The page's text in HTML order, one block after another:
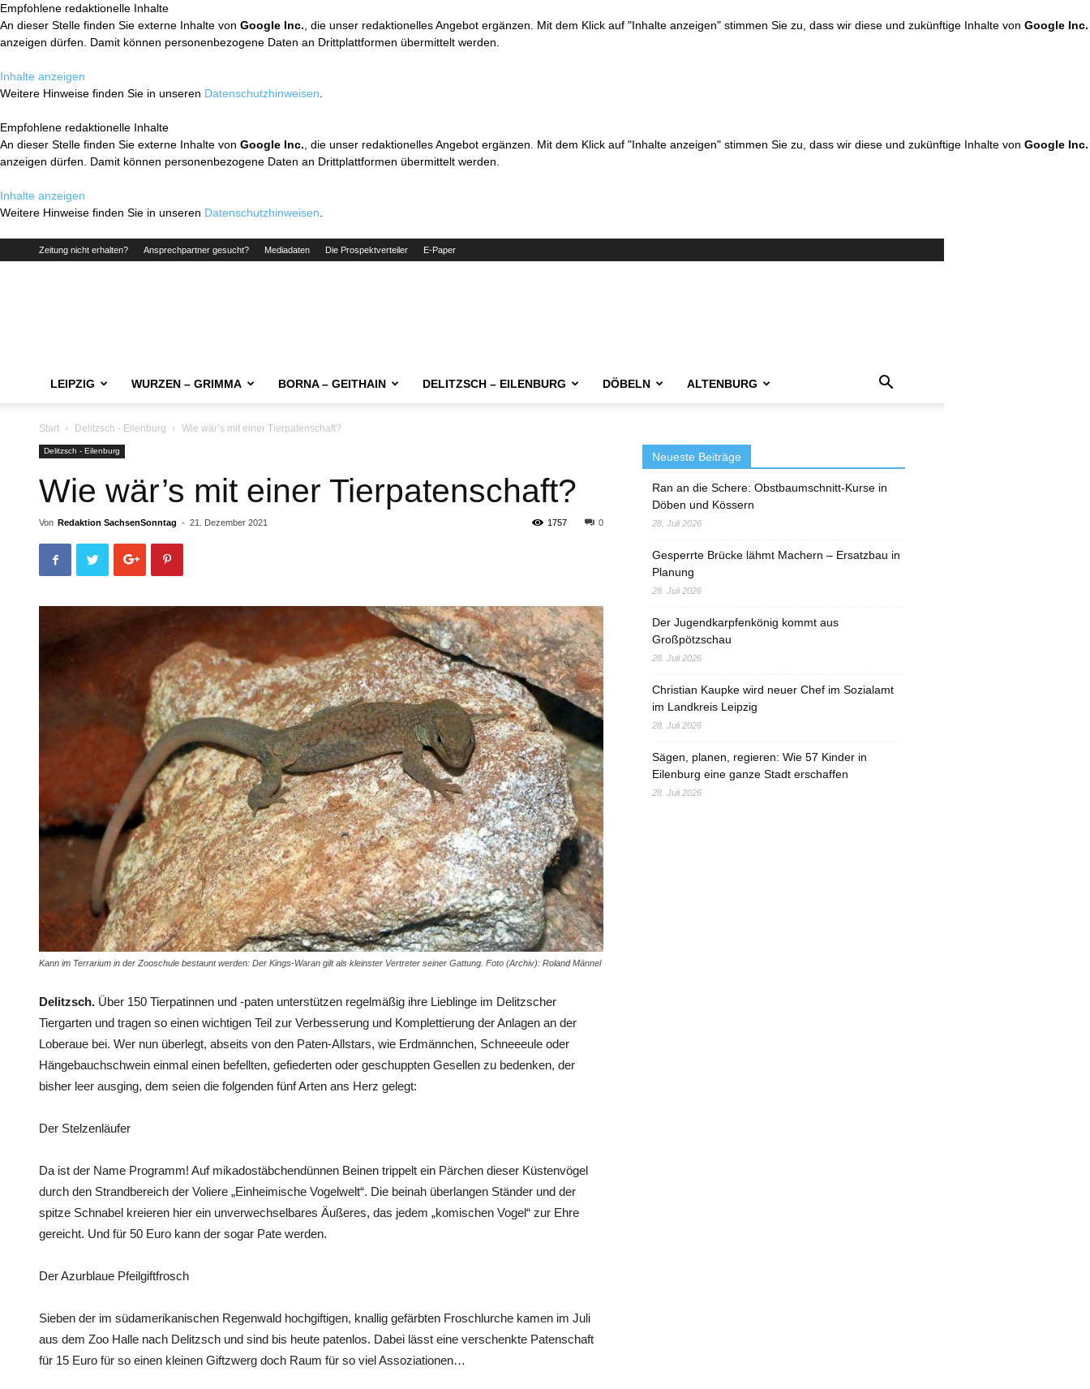
Empfohlene redaktionelle Inhalte
An dieser Stelle finden Sie externe Inhalte von Google Inc. , die unser redaktionelles Angebot ergänzen. Mit dem Klick auf "Inhalte anzeigen" stimmen Sie zu, dass wir diese und zukünftige Inhalte von Google Inc.
anzeigen dürfen. Damit können personenbezogene Daten an Drittplattformen übermittelt werden.
Inhalte anzeigen
Weitere Hinweise finden Sie in unseren Datenschutzhinweisen
Empfohlene redaktionelle Inhalte
An dieser Stelle finden Sie externe Inhalte von Google Inc. , die unser redaktionelles Angebot ergänzen. Mit dem Klick auf "Inhalte anzeigen" stimmen Sie zu, dass wir diese und zukünftige Inhalte von Google Inc.
anzeigen dürfen. Damit können personenbezogene Daten an Drittplattformen übermittelt werden.
Inhalte anzeigen
Weitere Hinweise finden Sie in unseren Datenschutzhinweisen
Zeitung nicht erhalten? Ansprechpartner gesucht? Mediadaten Die Prospektverteiler E-Paper
LEIPZIG WURZEN – GRIMMA BORNA – GEITHAIN DELITZSCH – EILENBURG DÖBELN ALTENBURG
Start Delitzsch - Eilenburg Wie wär’s mit einer Tierpatenschaft?
Delitzsch - Eilenburg
Wie wär’s mit einer Tierpatenschaft?
Von Redaktion SachsenSonntag - 21. Dezember 2021 0
1757
Kann im Terrarium in der Zooschule bestaunt werden: Der Kings-Waran gilt als kleinster Vertreter seiner Gattung. Foto (Archiv): Roland Männel
Delitzsch. Über 150 Tierpatinnen und -paten unterstützen regelmäßig ihre Lieblinge im Delitzscher
Tiergarten und tragen so einen wichtigen Teil zur Verbesserung und Komplettierung der Anlagen an der
Loberaue bei. Wer nun überlegt, abseits von den Paten-Allstars, wie Erdmännchen, Schneeeule oder
Hängebauchschwein einmal einen befellten, gefiederten oder geschuppten Gesellen zu bedenken, der
bisher leer ausging, dem seien die folgenden fünf Arten ans Herz gelegt:
Der Stelzenläufer
Da ist der Name Programm! Auf mikadostäbchendünnen Beinen trippelt ein Pärchen dieser Küstenvögel
durch den Strandbereich der Voliere „Einheimische Vogelwelt“. Die beinah überlangen Ständer und der
spitze Schnabel kreieren hier ein unverwechselbares Äußeres, das jedem „komischen Vogel“ zur Ehre
gereicht. Und für 50 Euro kann der sogar Pate werden.
Der Azurblaue Pfeilgiftfrosch
Sieben der im südamerikanischen Regenwald hochgiftigen, knallig gefärbten Froschlurche kamen im Juli
aus dem Zoo Halle nach Delitzsch und sind bis heute patenlos. Dabei lässt eine verschenkte Patenschaft
für 15 Euro für so einen kleinen Giftzwerg doch Raum für so viel Assoziationen…
Neueste Beiträge
Ran an die Schere: Obstbaumschnitt-Kurse in
Döben und Kössern
28. Juli 2026
Gesperrte Brücke lähmt Machern – Ersatzbau in
Planung
28. Juli 2026
Der Jugendkarpfenkönig kommt aus
Großpötzschau
28. Juli 2026
Christian Kaupke wird neuer Chef im Sozialamt
im Landkreis Leipzig
28. Juli 2026
Sägen, planen, regieren: Wie 57 Kinder in
Eilenburg eine ganze Stadt erschaffen
28. Juli 2026